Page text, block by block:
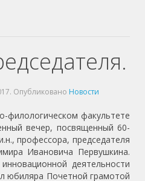
. Опубликовано Новости
филологическом факультете
вечер, посвященный 60-
профессора, председателя
Ивановича Первушкина.
деятельности
юбиляра Почетной грамотой